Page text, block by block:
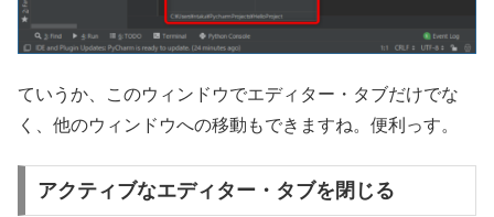
ていうか、このウィンドウでエディター・タブだけでな
く、他のウィンドウへの移動もできますね。便利っす。
アクティブなエディター・タブを閉じる